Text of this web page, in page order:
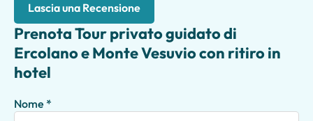
Lascia una Recensione
Prenota Tour privato guidato di
Ercolano e Monte Vesuvio con ritiro in
hotel
Nome *